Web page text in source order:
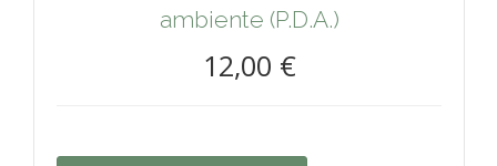
ambiente (P.D.A.)
12,00 €